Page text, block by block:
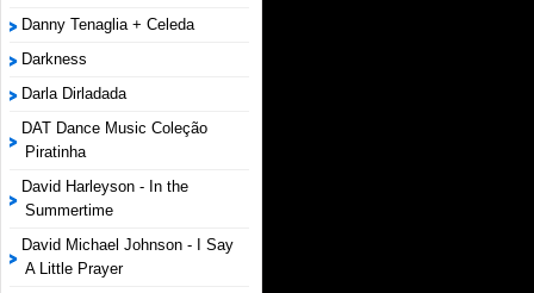
Danny Tenaglia + Celeda
Darkness
Darla Dirladada
DAT Dance Music Coleção
Piratinha
David Harleyson - In the
Summertime
David Michael Johnson - I Say
A Little Prayer